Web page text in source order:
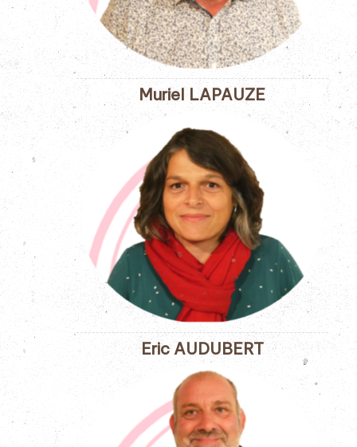
Muriel LAPAUZE
Eric AUDUBERT